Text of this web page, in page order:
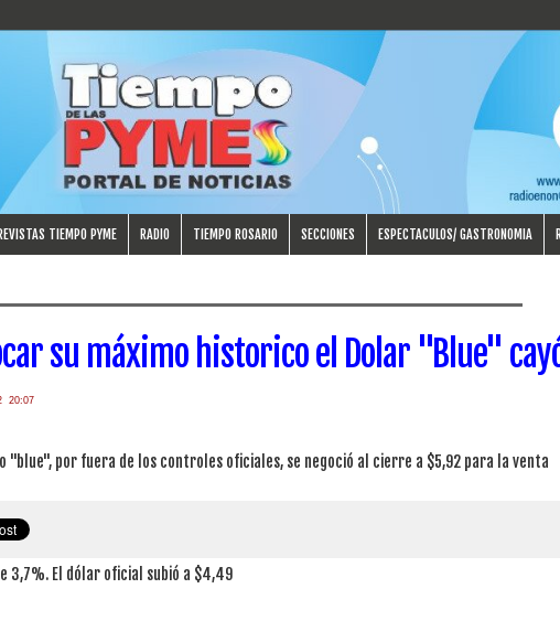
REVISTAS TIEMPO PYME RADIO TIEMPO ROSARIO SECCIONES ESPECTACULOS/ GASTRONOMIA
su máximo historico el Dolar "Blue"
20:07
"blue", por fuera de los controles oficiales, se negoció al cierre a $5,92 para la venta
3,7%. El dólar oficial subió a $4,49